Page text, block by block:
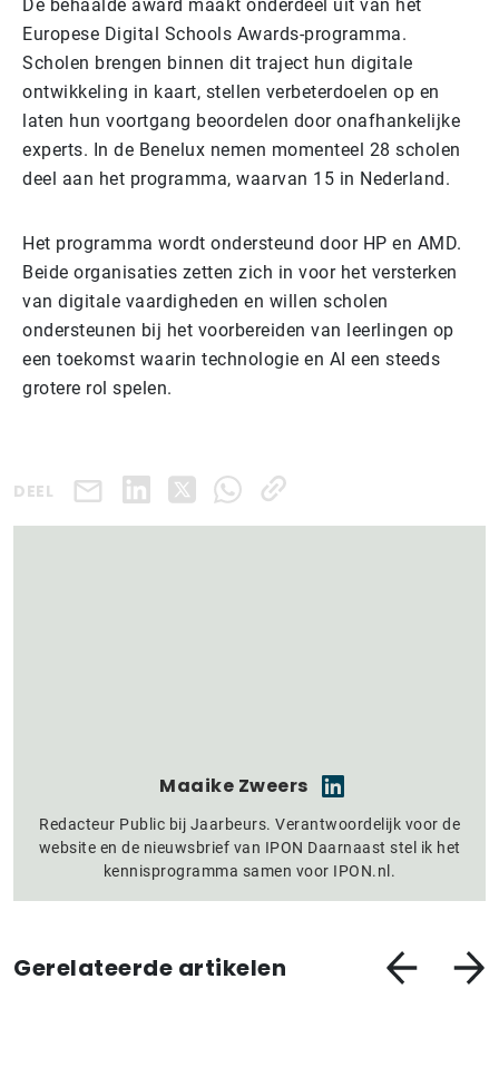
De behaalde award maakt onderdeel uit van het
Europese Digital Schools Awards-programma.
Scholen brengen binnen dit traject hun digitale
ontwikkeling in kaart, stellen verbeterdoelen op en
laten hun voortgang beoordelen door onafhankelijke
experts. In de Benelux nemen momenteel 28 scholen
deel aan het programma, waarvan 15 in Nederland.
Het programma wordt ondersteund door HP en AMD.
Beide organisaties zetten zich in voor het versterken
van digitale vaardigheden en willen scholen
ondersteunen bij het voorbereiden van leerlingen op
een toekomst waarin technologie en AI een steeds
grotere rol spelen.
DEEL
Maaike Zweers
Redacteur Public bij Jaarbeurs. Verantwoordelijk voor de
website en de nieuwsbrief van IPON Daarnaast stel ik het
kennisprogramma samen voor IPON.nl.
Gerelateerde artikelen